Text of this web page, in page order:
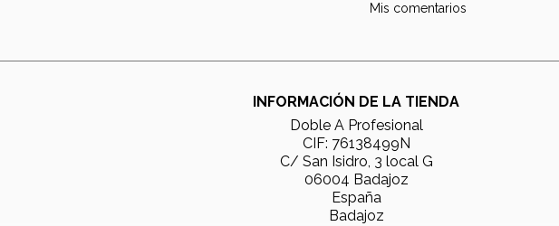
Mis comentarios
INFORMACIÓN DE LA TIENDA
Doble A Profesional
CIF: 76138499N
C/ San Isidro, 3 local G
06004 Badajoz
España
Badajoz